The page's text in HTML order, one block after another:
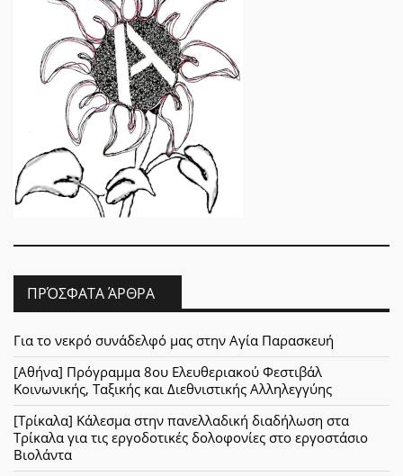
ΠΡΌΣΦΑΤΑ ΆΡΘΡΑ
Για το νεκρό συνάδελφό μας στην Αγία Παρασκευή
[Αθήνα] Πρόγραμμα 8ου Ελευθεριακού Φεστιβάλ
Κοινωνικής, Ταξικής και Διεθνιστικής Αλληλεγγύης
[Τρίκαλα] Κάλεσμα στην πανελλαδική διαδήλωση στα
Τρίκαλα για τις εργοδοτικές δολοφονίες στο εργοστάσιο
Βιολάντα